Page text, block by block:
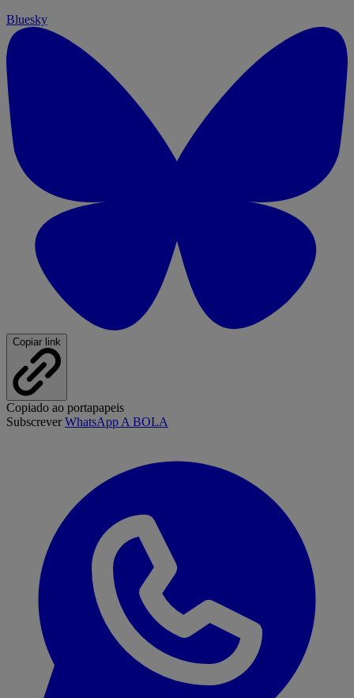
Bluesky
Copiar link
Copiado ao portapapeis
SubscreverWhatsApp A BOLA